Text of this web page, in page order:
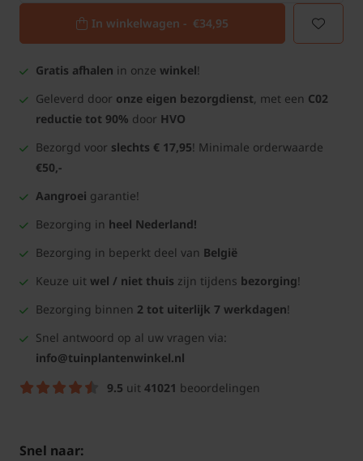
In winkelwagen - €34,95
Gratis afhalen in onze winkel!
Geleverd door onze eigen bezorgdienst, met een C02
reductie tot 90% door HVO
Bezorgd voor slechts € 17,95! Minimale orderwaarde
€50,-
Aangroei garantie!
Bezorging in heel Nederland!
Bezorging in beperkt deel van België
Keuze uit wel / niet thuis zijn tijdens bezorging!
Bezorging binnen 2 tot uiterlijk 7 werkdagen!
Snel antwoord op al uw vragen via:
info@tuinplantenwinkel.nl
9.5 uit 41021 beoordelingen
Snel naar: